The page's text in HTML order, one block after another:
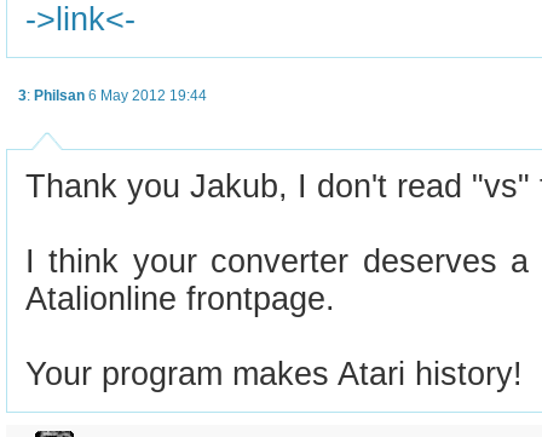
->link<-
3: Philsan 6 May 2012 19:44
Thank you Jakub, I don't read
I think your converter deserves
Atalionline frontpage.
Your program makes Atari history!